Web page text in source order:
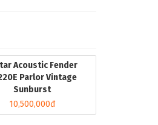
Acoustic Fender
Vintage
Sunburst
10,500,000đ